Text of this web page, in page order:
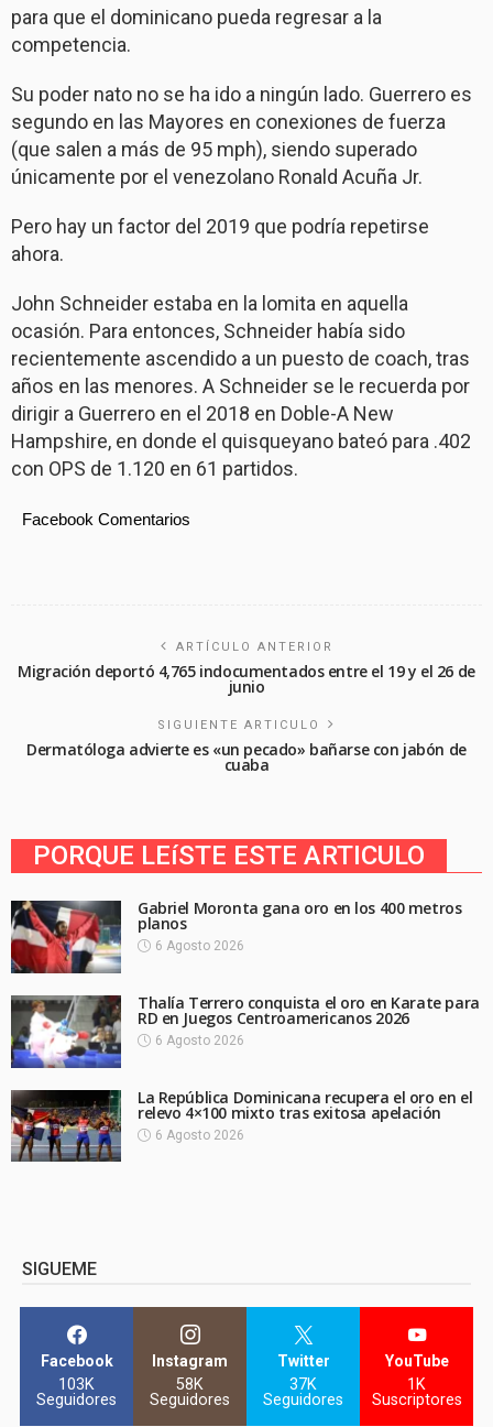
para que el dominicano pueda regresar a la
competencia.
Su poder nato no se ha ido a ningún lado. Guerrero es
segundo en las Mayores en conexiones de fuerza
(que salen a más de 95 mph), siendo superado
únicamente por el venezolano Ronald Acuña Jr.
Pero hay un factor del 2019 que podría repetirse
ahora.
John Schneider estaba en la lomita en aquella
ocasión. Para entonces, Schneider había sido
recientemente ascendido a un puesto de coach, tras
años en las menores. A Schneider se le recuerda por
dirigir a Guerrero en el 2018 en Doble-A New
Hampshire, en donde el quisqueyano bateó para .402
con OPS de 1.120 en 61 partidos.
Facebook Comentarios
ARTÍCULO ANTERIOR
Migración deportó 4,765 indocumentados entre el 19 y el 26 de
junio
SIGUIENTE ARTICULO
Dermatóloga advierte es «un pecado» bañarse con jabón de
cuaba
PORQUE LEíSTE ESTE ARTICULO
Gabriel Moronta gana oro en los 400 metros
planos
6 Agosto 2026
Thalía Terrero conquista el oro en Karate para
RD en Juegos Centroamericanos 2026
6 Agosto 2026
La República Dominicana recupera el oro en el
relevo 4×100 mixto tras exitosa apelación
6 Agosto 2026
SIGUEME
Facebook
103K
Seguidores
Instagram
58K
Seguidores
Twitter
37K
Seguidores
YouTube
1K
Suscriptores